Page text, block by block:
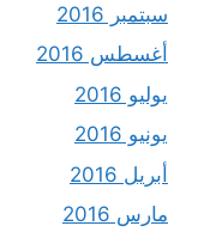
سبتمبر 2016
أغسطس 2016
يوليو 2016
يونيو 2016
أبريل 2016
مارس 2016